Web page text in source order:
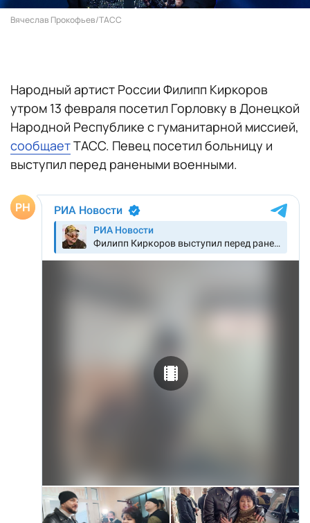
Вячеслав Прокофьев/ТАСС
Народный артист России Филипп Киркоров
утром 13 февраля посетил Горловку в Донецкой
Народной Республике с гуманитарной миссией,
сообщаетТАСС. Певец посетил больницу и
выступил перед ранеными военными.